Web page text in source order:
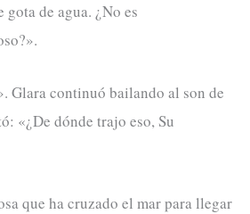
de agua. ¿No es
Glara continuó bailando al son de
«¿De dónde trajo eso, Su
que ha cruzado el mar para llegar